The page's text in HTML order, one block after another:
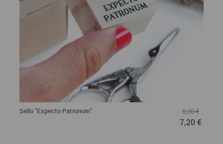
Sello "Expecto Patronum" 8,00 €
7,20 €